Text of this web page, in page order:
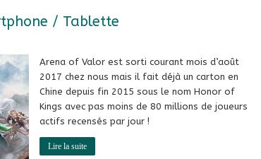
/ Tablette
Arena of Valor est sorti courant mois d’août
2017 chez nous mais il fait déjà un carton en
Chine depuis fin 2015 sous le nom Honor of
Kings avec pas moins de 80 millions de joueurs
actifs recensés par jour !
Lire la suite